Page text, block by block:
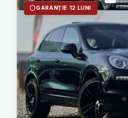
GARANȚIE 12 LUNI